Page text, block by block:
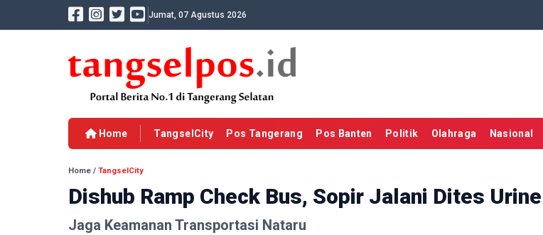
Jumat, 07 Agustus 2026
Home TangselCity Pos Tangerang Pos Banten Politik Olahraga Nasional
Home / TangselCity
Dishub Ramp Check Bus, Sopir Jalani Dites Urine
Jaga Keamanan Transportasi Nataru